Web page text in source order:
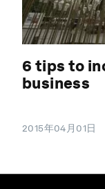
6 tips to
business
2015年04月01日